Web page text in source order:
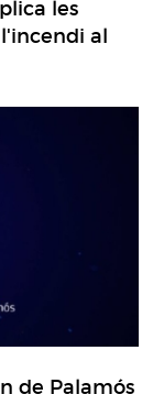
les
al
de Palamós